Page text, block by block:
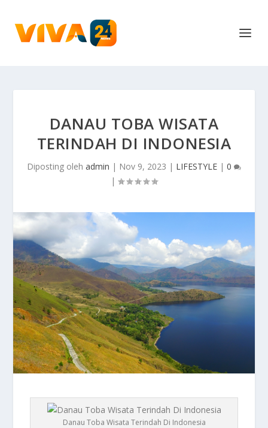
DANAU TOBA WISATA
TERINDAH DI INDONESIA
Diposting oleh admin | Nov 9, 2023 | LIFESTYLE | 0
|
Danau Toba Wisata Terindah Di Indonesia